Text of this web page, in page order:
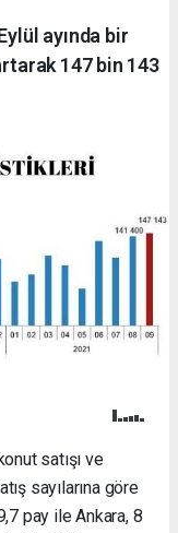
ayında bir
147 bin 143
satışı ve
sayılarına göre
pay ile Ankara, 8